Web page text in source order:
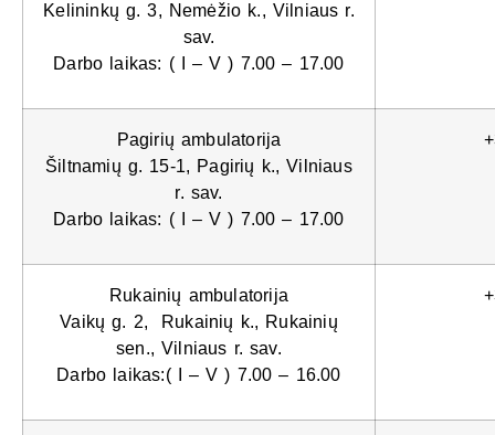
Kelininkų g. 3, Nemėžio k., Vilniaus r.
sav.
Darbo laikas: ( I – V ) 7.00 – 17.00
Pagirių ambulatorija
Šiltnamių g. 15-1, Pagirių k., Vilniaus
r. sav.
Darbo laikas: ( I – V ) 7.00 – 17.00
Rukainių ambulatorija
Vaikų g. 2, Rukainių k., Rukainių
sen., Vilniaus r. sav.
Darbo laikas:( I – V ) 7.00 – 16.00